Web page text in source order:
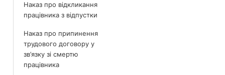
Наказ про відкликання
працівника з відпустки
Наказ про припинення
трудового договору у
зв’язку зі смертю
працівника